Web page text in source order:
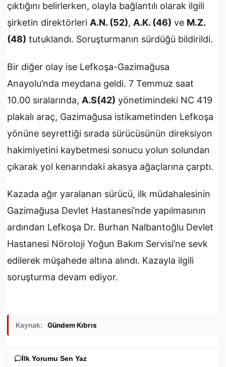
çıktığını belirlerken, olayla bağlantılı olarak ilgili
şirketin direktörleri A.N. (52), A.K. (46) ve M.Z.
(48) tutuklandı. Soruşturmanın sürdüğü bildirildi.
Bir diğer olay ise Lefkoşa-Gazimağusa
Anayolu’nda meydana geldi. 7 Temmuz saat
10.00 sıralarında, A.S(42) yönetimindeki NC 419
plakalı araç, Gazimağusa istikametinden Lefkoşa
yönüne seyrettiği sırada sürücüsünün direksiyon
hakimiyetini kaybetmesi sonucu yolun solundan
çıkarak yol kenarındaki akasya ağaçlarına çarptı.
Kazada ağır yaralanan sürücü, ilk müdahalesinin
Gazimağusa Devlet Hastanesi’nde yapılmasının
ardından Lefkoşa Dr. Burhan Nalbantoğlu Devlet
Hastanesi Nöroloji Yoğun Bakım Servisi’ne sevk
edilerek müşahede altına alındı. Kazayla ilgili
soruşturma devam ediyor.
Kaynak: Gündem Kıbrıs
İlk Yorumu Sen Yaz